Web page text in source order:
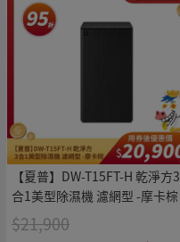
【夏普】DW-T15FT-H 乾淨方3
合1美型除濕機 濾網型 -摩卡棕
$21,900